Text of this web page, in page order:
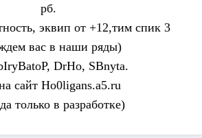
рб.
эквип от +12,тим спик 3
вас в наши ряды)
DrHo, SBnyta.
сайт Ho0ligans.a5.ru
только в разработке)